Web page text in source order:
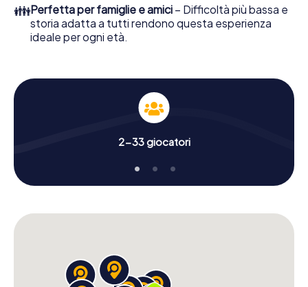
👪Perfetta per famiglie e amici – Difficoltà più bassa e
storia adatta a tutti rendono questa esperienza
ideale per ogni età.
2-33 giocatori